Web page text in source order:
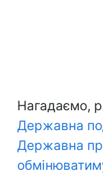
Нагадаємо,
Державна
Державна